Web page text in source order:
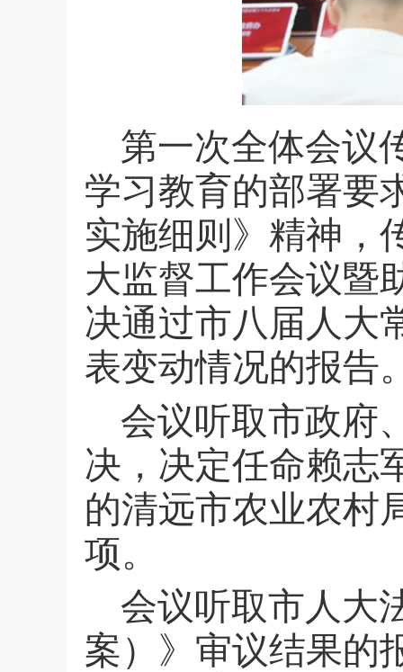
第一次全体会议
学习教育的部署要
实施细则》精神，
大监督工作会议暨
决通过市八届人大
表变动情况的报告
会议听取市政府
决，决定任命赖志
的清远市农业农村
项。
会议听取市人大
案）》审议结果的